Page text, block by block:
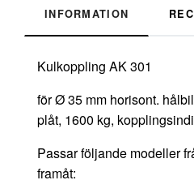
INFORMATION
Kulkoppling AK 301
för Ø 35 mm horisont.
plåt, 1600 kg,
Passar följande modeller
framåt: